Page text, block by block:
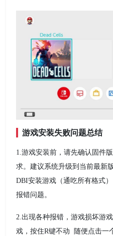
游戏安装失败问题总结
1.游戏安装前，请先确认固件
求。建议系统升级到当前最新
DBI安装游戏（通吃所有格式
报错问题。
2.出现各种报错，游戏损坏游
戏，按住R键不动 随便点击一